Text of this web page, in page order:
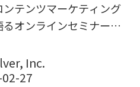
ンテンツマーケティング
るオンラインセミナー、
します。今回のゲスト
ターマガジン元編集長
・オブ・ザ・イヤー代
Inc.